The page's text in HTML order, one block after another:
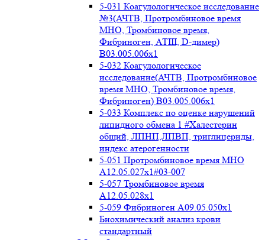
5-031 Коагулологическое исследование
№3(АЧТВ, Протромбиновое время
МНО, Тромбиновое время,
Фибриноген, АТIII, D-димер)
B03.005.006x1
5-032 Коагулологическое
исследование(АЧТВ, Протромбиновое
время МНО, Тромбиновое время,
Фибриноген) B03.005.006x1
5-033 Комплекс по оценке нарушений
липидного обмена 1 #Халестерин
общий, ЛПНП,ЛПВП, триглицериды,
индекс атерогенности
5-051 Протромбиновое время МНО
А12.05.027x1#03-007
5-057 Тромбиновое время
А12.05.028x1
5-059 Фибриноген А09.05.050x1
Биохимический анализ крови
стандартный